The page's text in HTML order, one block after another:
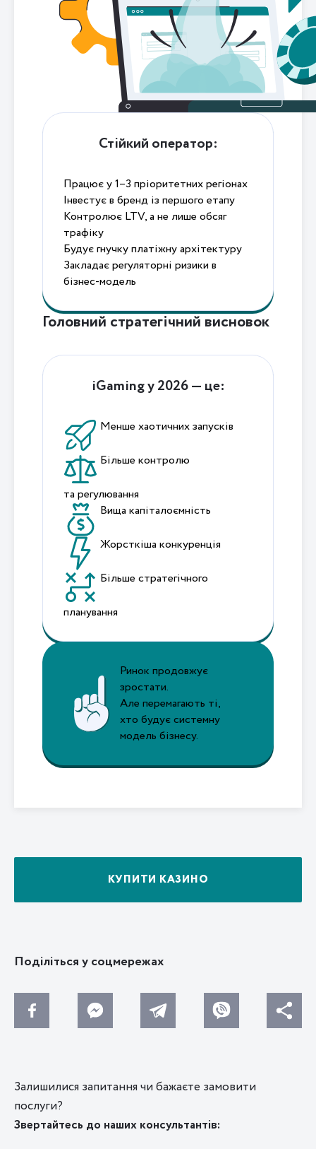
Стійкий оператор:
Працює у 1–3 пріоритетних регіонах
Інвестує в бренд із першого етапу
Контролює LTV, а не лише обсяг
трафіку
Будує гнучку платіжну архітектуру
Закладає регуляторні ризики в
бізнес-модель
Головний стратегічний висновок
iGaming у 2026 — це:
Менше хаотичних запусків
Більше контролю
та регулювання
Вища капіталоємність
Жорсткіша конкуренція
Більше стратегічного
планування
Ринок продовжує
зростати.
Але перемагають ті,
хто будує системну
модель бізнесу.
КУПИТИ КАЗИНО
Поділіться у соцмережах
Залишилися запитання чи бажаєте замовити
послуги?
Звертайтесь до наших консультантів: